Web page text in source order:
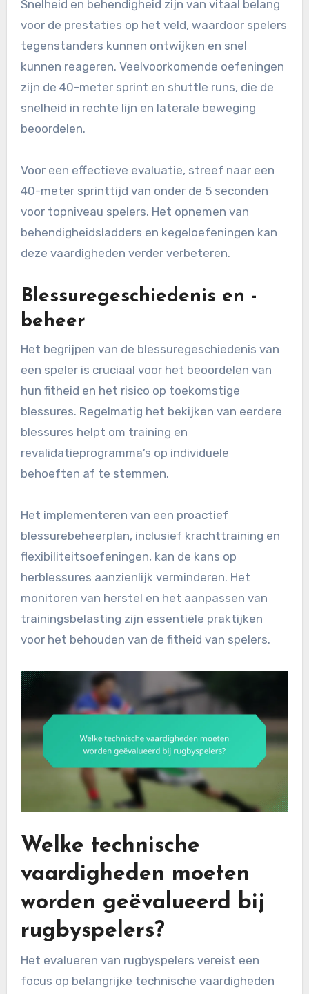
Snelheid en behendigheid zijn van vitaal belang
voor de prestaties op het veld, waardoor spelers
tegenstanders kunnen ontwijken en snel
kunnen reageren. Veelvoorkomende oefeningen
zijn de 40-meter sprint en shuttle runs, die de
snelheid in rechte lijn en laterale beweging
beoordelen.
Voor een effectieve evaluatie, streef naar een
40-meter sprinttijd van onder de 5 seconden
voor topniveau spelers. Het opnemen van
behendigheidsladders en kegeloefeningen kan
deze vaardigheden verder verbeteren.
Blessuregeschiedenis en -
beheer
Het begrijpen van de blessuregeschiedenis van
een speler is cruciaal voor het beoordelen van
hun fitheid en het risico op toekomstige
blessures. Regelmatig het bekijken van eerdere
blessures helpt om training en
revalidatieprogramma’s op individuele
behoeften af te stemmen.
Het implementeren van een proactief
blessurebeheerplan, inclusief krachttraining en
flexibiliteitsoefeningen, kan de kans op
herblessures aanzienlijk verminderen. Het
monitoren van herstel en het aanpassen van
trainingsbelasting zijn essentiële praktijken
voor het behouden van de fitheid van spelers.
Welke technische
vaardigheden moeten
worden geëvalueerd bij
rugbyspelers?
Het evalueren van rugbyspelers vereist een
focus op belangrijke technische vaardigheden